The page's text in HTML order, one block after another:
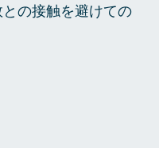
の接触を避けての